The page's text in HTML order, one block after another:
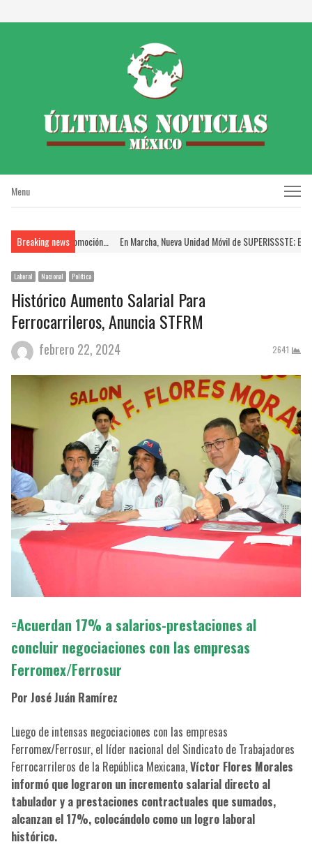
Menu
Menu
Breaking news
Proceso de Promoción… En Marcha, Nueva Unidad Móvil de SUPERISSSTE; Brinda
Laboral Nacional Política
Histórico Aumento Salarial Para
Ferrocarrileros, Anuncia STFRM
febrero 22, 2024 2641
=Acuerdan 17% a salarios-prestaciones al
concluir negociaciones con las empresas
Ferromex/Ferrosur
Por José Juán Ramírez
Luego de intensas negociaciones con las empresas
Ferromex/Ferrosur, el líder nacional del Sindicato de Trabajadores
Ferrocarrileros de la República Mexicana,Víctor Flores Morales
informó que lograron un incremento salarial directo al
tabulador y a prestaciones contractuales que sumados,
alcanzan el 17%, colocándolo como un logro laboral
histórico.